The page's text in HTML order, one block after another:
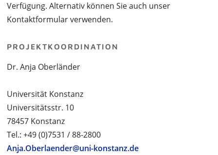
Verfügung. Alternativ können Sie auch unser
Kontaktformular verwenden.
PROJEKTKOORDINATION
Dr. Anja Oberländer
Universität Konstanz
Universitätsstr. 10
78457 Konstanz
Tel.: +49 (0)7531 / 88-2800
Anja.Oberlaender@uni-konstanz.de